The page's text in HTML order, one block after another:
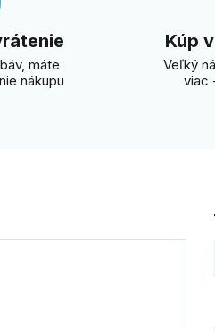
máte
nákupu
Kúp
Veľký
viac